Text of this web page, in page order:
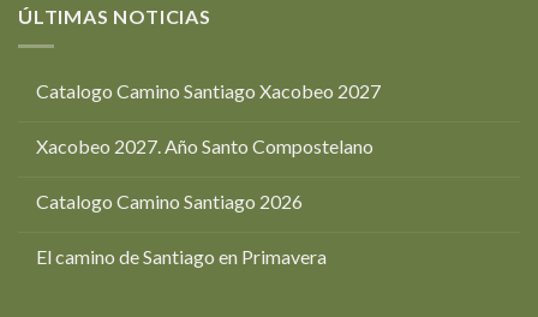
ÚLTIMAS NOTICIAS
Catalogo Camino Santiago Xacobeo 2027
Xacobeo 2027. Año Santo Compostelano
Catalogo Camino Santiago 2026
El camino de Santiago en Primavera